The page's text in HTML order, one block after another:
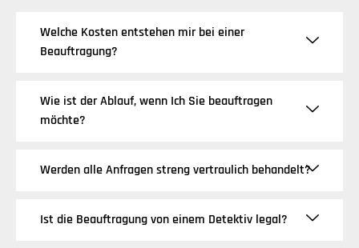
Welche Kosten entstehen mir bei einer
Beauftragung?
Wie ist der Ablauf, wenn Ich Sie beauftragen
möchte?
Werden alle Anfragen streng vertraulich behandelt?
Ist die Beauftragung von einem Detektiv legal?